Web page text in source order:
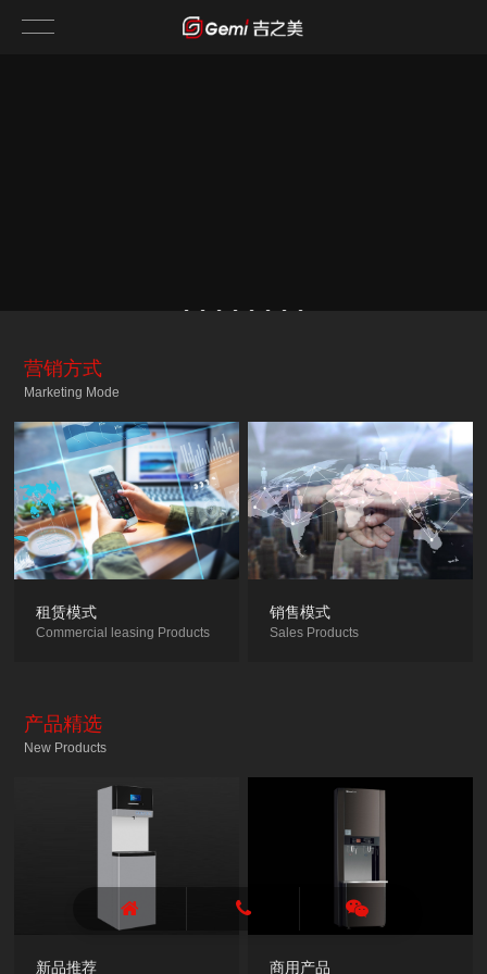
营销方式
Marketing Mode
租赁模式
Commercial leasing Products
销售模式
Sales Products
产品精选
New Products
新品推荐 商用产品